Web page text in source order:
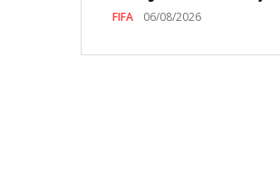
FIFA 06/08/2026